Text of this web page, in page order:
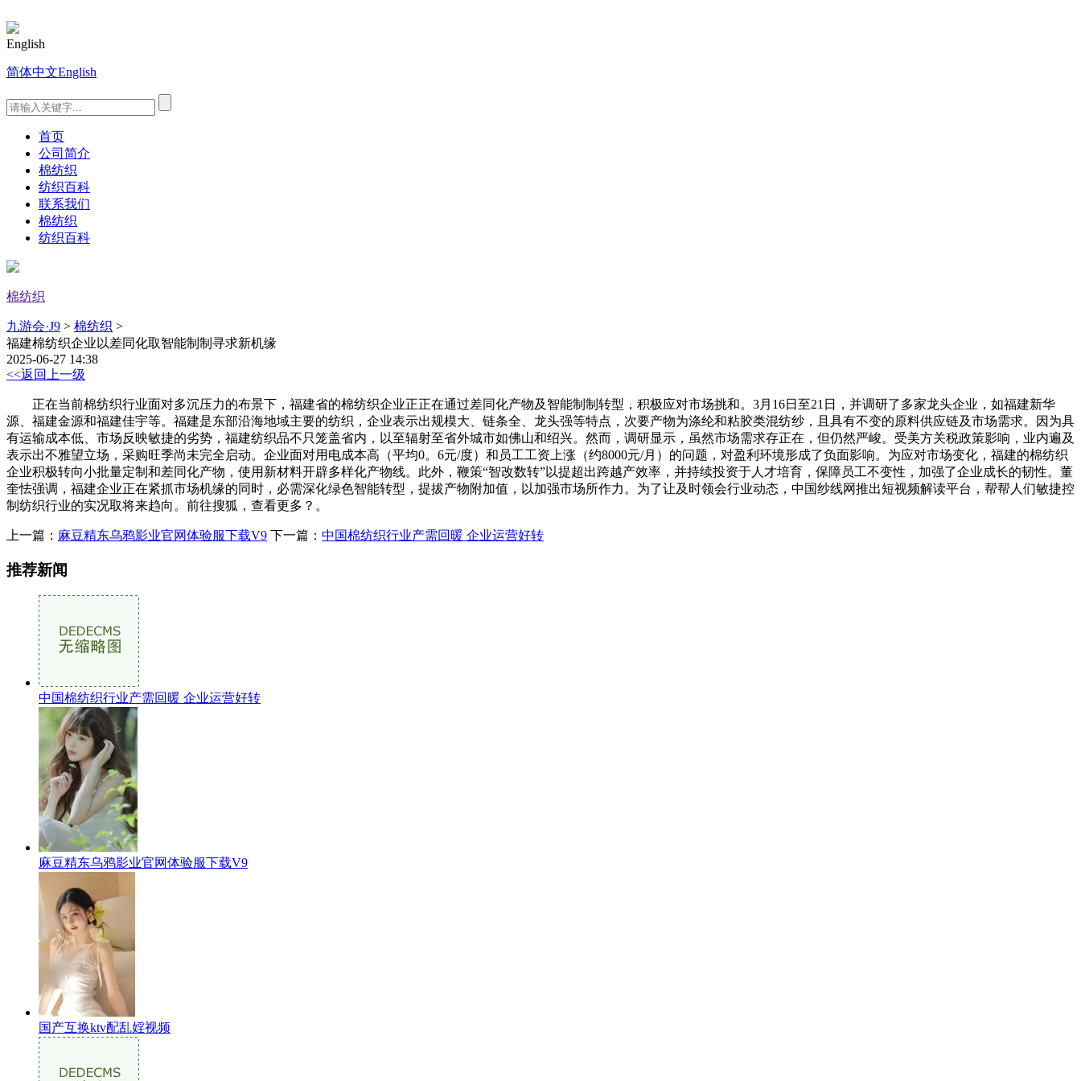
English
简体中文English
首页
公司简介
棉纺织
纺织百科
联系我们
棉纺织
纺织百科
棉纺织
九游会·J9 > 棉纺织 >
福建棉纺织企业以差同化取智能制制寻求新机缘
2025-06-27 14:38
<<返回上一级
正在当前棉纺织行业面对多沉压力的布景下，福建省的棉纺织企业正正在通过差同化产物及智能制制转型，积极应对市场挑和。3月16日至21日，并调研了多家龙头企业，如福建新华
源、福建金源和福建佳宇等。福建是东部沿海地域主要的纺织，企业表示出规模大、链条全、龙头强等特点，次要产物为涤纶和粘胶类混纺纱，且具有不变的原料供应链及市场需求。因为具
有运输成本低、市场反映敏捷的劣势，福建纺织品不只笼盖省内，以至辐射至省外城市如佛山和绍兴。然而，调研显示，虽然市场需求存正在，但仍然严峻。受美方关税政策影响，业内遍及
表示出不雅望立场，采购旺季尚未完全启动。企业面对用电成本高（平均0。6元/度）和员工工资上涨（约8000元/月）的问题，对盈利环境形成了负面影响。为应对市场变化，福建的棉纺织
企业积极转向小批量定制和差同化产物，使用新材料开辟多样化产物线。此外，鞭策“智改数转”以提超出跨越产效率，并持续投资于人才培育，保障员工不变性，加强了企业成长的韧性。董
奎怯强调，福建企业正在紧抓市场机缘的同时，必需深化绿色智能转型，提拔产物附加值，以加强市场所作力。为了让及时领会行业动态，中国纱线网推出短视频解读平台，帮帮人们敏捷控
制纺织行业的实况取将来趋向。前往搜狐，查看更多？。
上一篇： 麻豆精东乌鸦影业官网体验服下载V9 下一篇： 中国棉纺织行业产需回暖 企业运营好转
推荐新闻
中国棉纺织行业产需回暖 企业运营好转
麻豆精东乌鸦影业官网体验服下载V9
国产互换ktv配乱婬视频